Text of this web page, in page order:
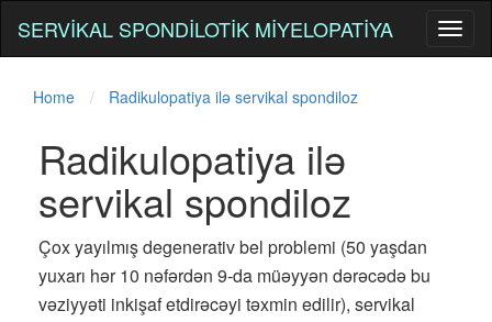
SERVIKAL SPONDILOTIK MIYELOPATIYA
Home Radikulopatiya ilə servikal spondiloz
Radikulopatiya ilə
servikal spondiloz
Çox yayılmış degenerativ bel problemi (50 yaşdan
yuxarı hər 10 nəfərdən 9-da müəyyən dərəcədə bu
vəziyyəti inkişaf etdirəcəyi təxmin edilir), servikal